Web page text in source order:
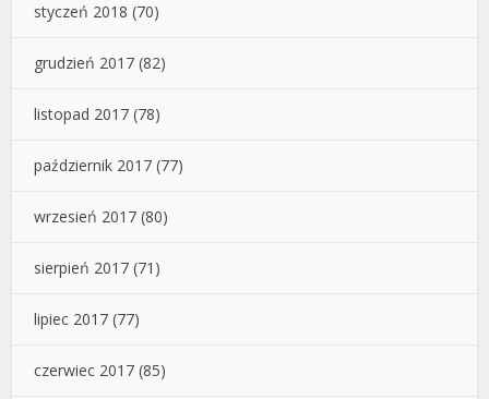
styczeń 2018 (70)
grudzień 2017 (82)
listopad 2017 (78)
październik 2017 (77)
wrzesień 2017 (80)
sierpień 2017 (71)
lipiec 2017 (77)
czerwiec 2017 (85)